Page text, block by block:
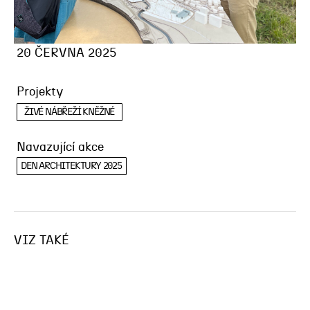
20 ČERVNA 2025
Projekty
ŽIVÉ NÁBŘEŽÍ KNĚŽNÉ
Navazující akce
DEN ARCHITEKTURY 2025
VIZ TAKÉ